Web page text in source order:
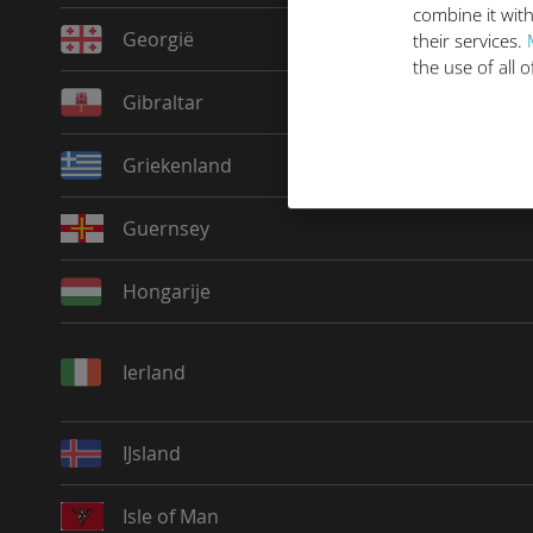
combine it
their services.
the use of all
Georgië
Gibraltar
Griekenland
Guernsey
Hongarije
Ierland
IJsland
Isle of Man